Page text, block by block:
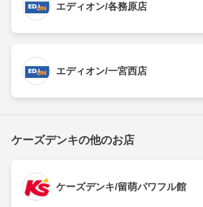
エディオン/各務原店
エディオン/一宮西店
ケーズデンキの他のお店
ケーズデンキ/留萌パワフル館